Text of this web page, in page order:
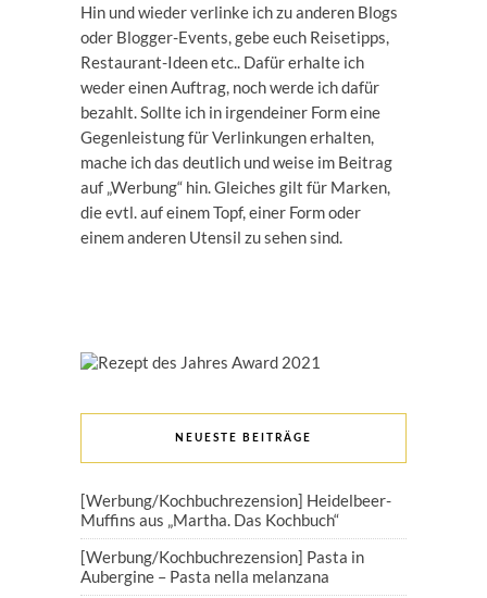
Hin und wieder verlinke ich zu anderen Blogs
oder Blogger-Events, gebe euch Reisetipps,
Restaurant-Ideen etc.. Dafür erhalte ich
weder einen Auftrag, noch werde ich dafür
bezahlt. Sollte ich in irgendeiner Form eine
Gegenleistung für Verlinkungen erhalten,
mache ich das deutlich und weise im Beitrag
auf „Werbung“ hin. Gleiches gilt für Marken,
die evtl. auf einem Topf, einer Form oder
einem anderen Utensil zu sehen sind.
NEUESTE BEITRÄGE
[Werbung/Kochbuchrezension] Heidelbeer-
Muffins aus „Martha. Das Kochbuch“
[Werbung/Kochbuchrezension] Pasta in
Aubergine – Pasta nella melanzana